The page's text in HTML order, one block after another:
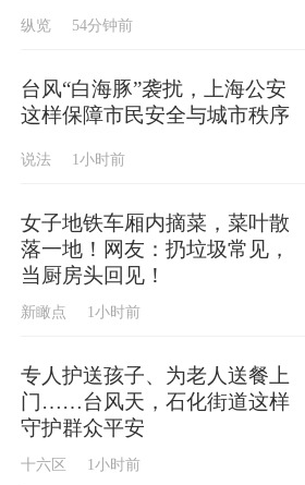
纵览 54分钟前
台风“白海豚”袭扰，上海公安
这样保障市民安全与城市秩序
说法 1小时前
女子地铁车厢内摘菜，菜叶散
落一地！网友：扔垃圾常见，
当厨房头回见！
新瞰点 1小时前
专人护送孩子、为老人送餐上
门……台风天，石化街道这样
守护群众平安
十六区 1小时前